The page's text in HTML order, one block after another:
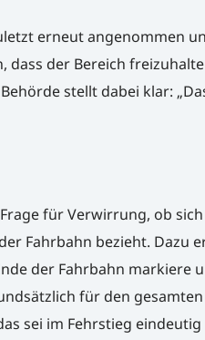
erneut angenommen
dass der Bereich
stellt dabei klar:
für Verwirrung, ob
Fahrbahn bezieht. Dazu
der Fahrbahn markiere
für den
sei im Fehrstieg eindeutig